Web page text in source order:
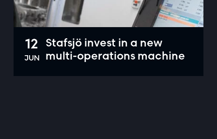
12
JUN
Stafsjö invest in a new
multi-operations machine